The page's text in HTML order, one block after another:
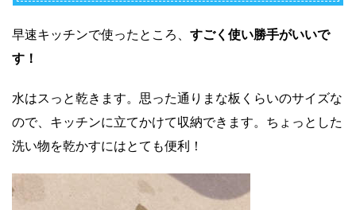
早速キッチンで使ったところ、 すごく使い勝手がいいで
す！
水はスっと乾きます。思った通りまな板くらいのサイズな
ので、キッチンに立てかけて収納できます。ちょっとした
洗い物を乾かすにはとても便利！